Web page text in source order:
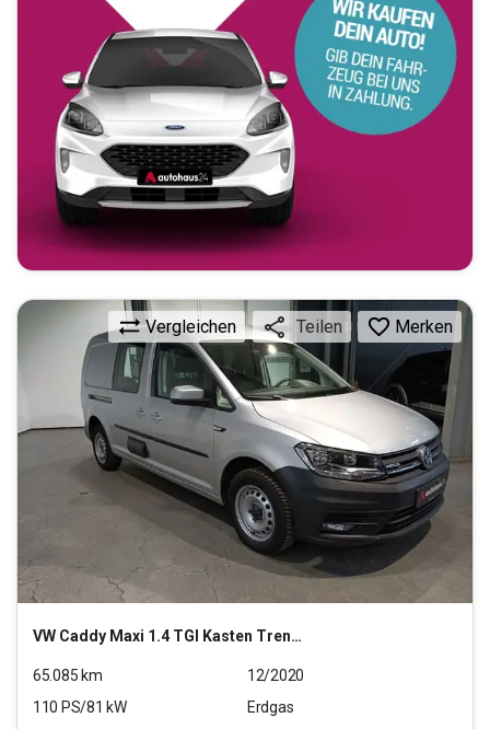
VW Caddy Maxi 1.4 TGI Kasten Trendline
Vergleichen Teilen Merken
65.085 km
12/2020
110 PS/81 kW
Erdgas